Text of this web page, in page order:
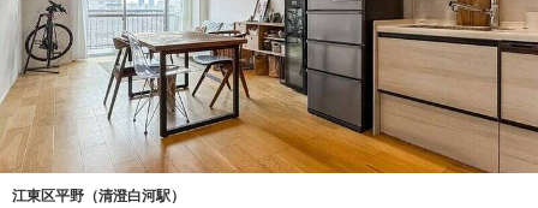
江東区平野（清澄白河駅）